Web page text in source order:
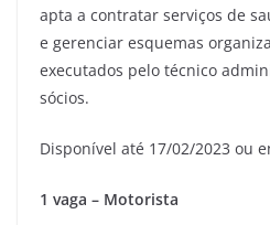
apta a contratar serviços de
e gerenciar esquemas
executados pelo técnico
sócios.
Disponível até 17/02/2023 ou
1 vaga – Motorista